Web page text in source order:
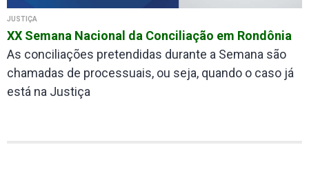
JUSTIÇA
XX Semana Nacional da Conciliação em Rondônia
As conciliações pretendidas durante a Semana são
chamadas de processuais, ou seja, quando o caso já
está na Justiça